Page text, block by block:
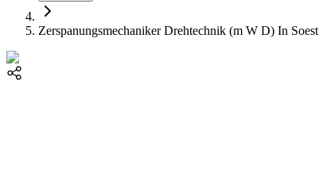
Zerspanungsmechaniker Drehtechnik (m W D) In Soest